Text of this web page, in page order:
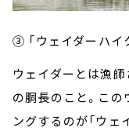
③ 「ウェイダーハイク
ウェイダーとは漁
の胴長のこと。こ
ングするのが「ウェ